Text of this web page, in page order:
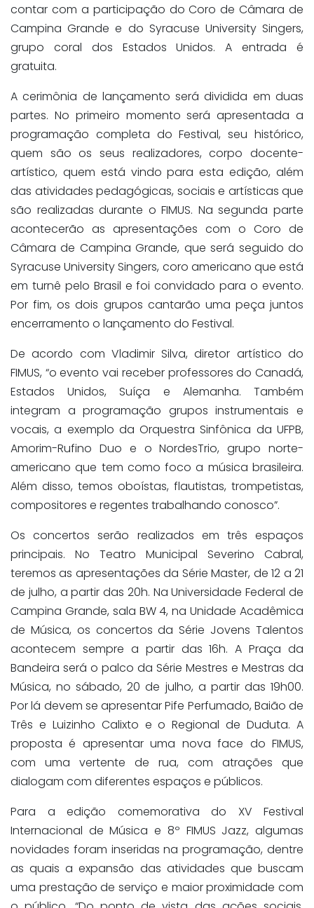
contar com a participação do Coro de Câmara de
Campina Grande e do Syracuse University Singers,
grupo coral dos Estados Unidos. A entrada é
gratuita.
A cerimônia de lançamento será dividida em duas
partes. No primeiro momento será apresentada a
programação completa do Festival, seu histórico,
quem são os seus realizadores, corpo docente-
artístico, quem está vindo para esta edição, além
das atividades pedagógicas, sociais e artísticas que
são realizadas durante o FIMUS. Na segunda parte
acontecerão as apresentações com o Coro de
Câmara de Campina Grande, que será seguido do
Syracuse University Singers, coro americano que está
em turnê pelo Brasil e foi convidado para o evento.
Por fim, os dois grupos cantarão uma peça juntos
encerramento o lançamento do Festival.
De acordo com Vladimir Silva, diretor artístico do
FIMUS, “o evento vai receber professores do Canadá,
Estados Unidos, Suíça e Alemanha. Também
integram a programação grupos instrumentais e
vocais, a exemplo da Orquestra Sinfônica da UFPB,
Amorim-Rufino Duo e o NordesTrio, grupo norte-
americano que tem como foco a música brasileira.
Além disso, temos oboístas, flautistas, trompetistas,
compositores e regentes trabalhando conosco”.
Os concertos serão realizados em três espaços
principais. No Teatro Municipal Severino Cabral,
teremos as apresentações da Série Master, de 12 a 21
de julho, a partir das 20h. Na Universidade Federal de
Campina Grande, sala BW 4, na Unidade Acadêmica
de Música, os concertos da Série Jovens Talentos
acontecem sempre a partir das 16h. A Praça da
Bandeira será o palco da Série Mestres e Mestras da
Música, no sábado, 20 de julho, a partir das 19h00.
Por lá devem se apresentar Pife Perfumado, Baião de
Três e Luizinho Calixto e o Regional de Duduta. A
proposta é apresentar uma nova face do FIMUS,
com uma vertente de rua, com atrações que
dialogam com diferentes espaços e públicos.
Para a edição comemorativa do XV Festival
Internacional de Música e 8º FIMUS Jazz, algumas
novidades foram inseridas na programação, dentre
as quais a expansão das atividades que buscam
uma prestação de serviço e maior proximidade com